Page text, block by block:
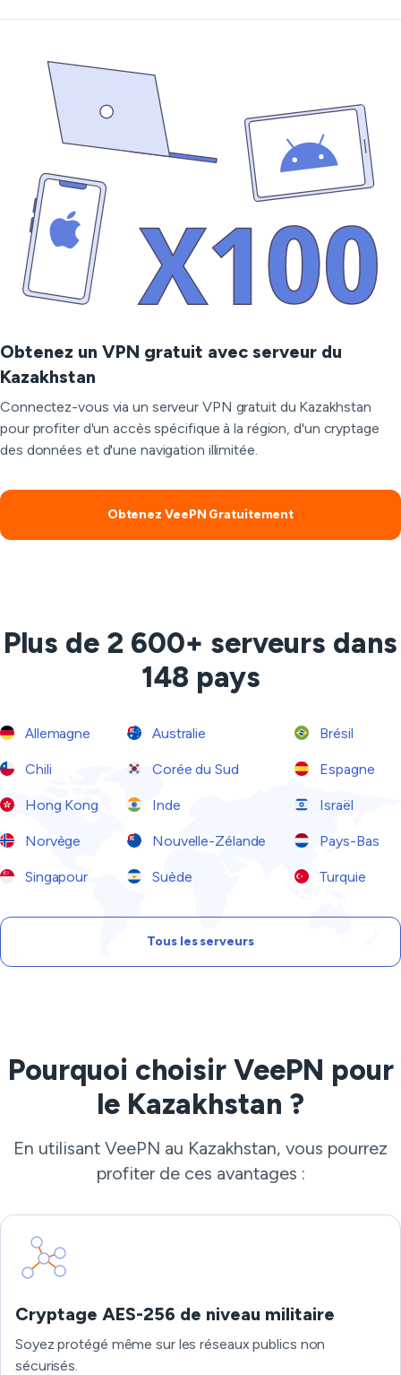
Obtenez un VPN gratuit avec serveur du
Kazakhstan
Connectez-vous via un serveur VPN gratuit du Kazakhstan
pour profiter d'un accès spécifique à la région, d'un cryptage
des données et d'une navigation illimitée.
Obtenez VeePN Gratuitement
Plus de 2 600+ serveurs dans
148 pays
Allemagne Australie Brésil
Chili Corée du Sud Espagne
Hong Kong Inde Israël
Norvège Nouvelle-Zélande Pays-Bas
Singapour Suède Turquie
Tous les serveurs
Pourquoi choisir VeePN pour
le Kazakhstan ?
En utilisant VeePN au Kazakhstan, vous pourrez
profiter de ces avantages :
Cryptage AES-256 de niveau militaire
Soyez protégé même sur les réseaux publics non
sécurisés.